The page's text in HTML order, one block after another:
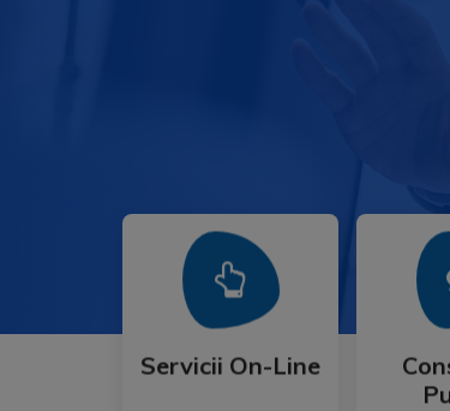
Servicii On-Line
Servicii On-Line
Mai Mult